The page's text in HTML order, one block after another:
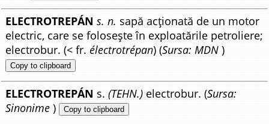
ELECTROTREPÁN s. n. sapă acționată de un motor
electric, care se folosește în exploatările petroliere;
electrobur. (< fr.électrotrépan) (Sursa: MDN )
Copy to clipboard
ELECTROTREPÁN s.(TEHN.) electrobur. (Sursa:
Sinonime ) Copy to clipboard